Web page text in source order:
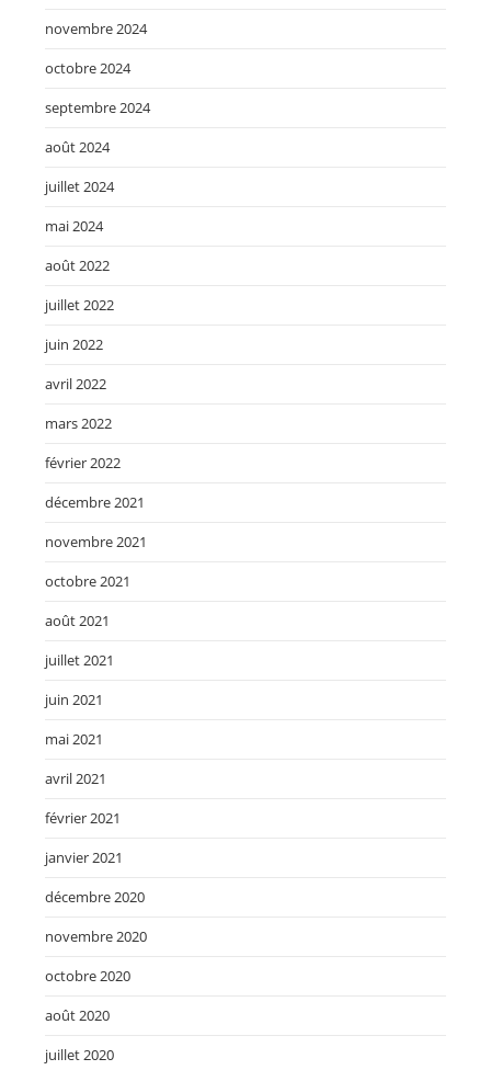
novembre 2024
octobre 2024
septembre 2024
août 2024
juillet 2024
mai 2024
août 2022
juillet 2022
juin 2022
avril 2022
mars 2022
février 2022
décembre 2021
novembre 2021
octobre 2021
août 2021
juillet 2021
juin 2021
mai 2021
avril 2021
février 2021
janvier 2021
décembre 2020
novembre 2020
octobre 2020
août 2020
juillet 2020